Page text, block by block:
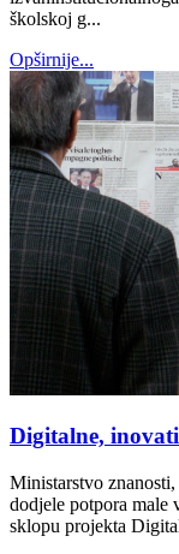
školskoj g...
Opširnije...
Digitalne,
Ministarstvo
dodjele potpora male
sklopu projekta